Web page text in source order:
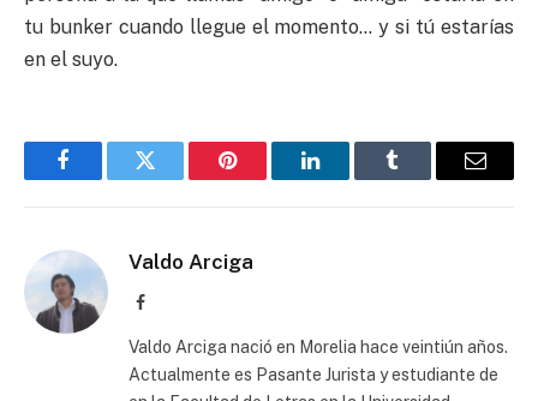
tu bunker cuando llegue el momento… y si tú estarías
en el suyo.
FacebookTwitter Pinterest LinkedInTumblr Email
Valdo Arciga
Facebook
Valdo Arciga nació en Morelia hace veintiún años.
Actualmente es Pasante Jurista y estudiante de